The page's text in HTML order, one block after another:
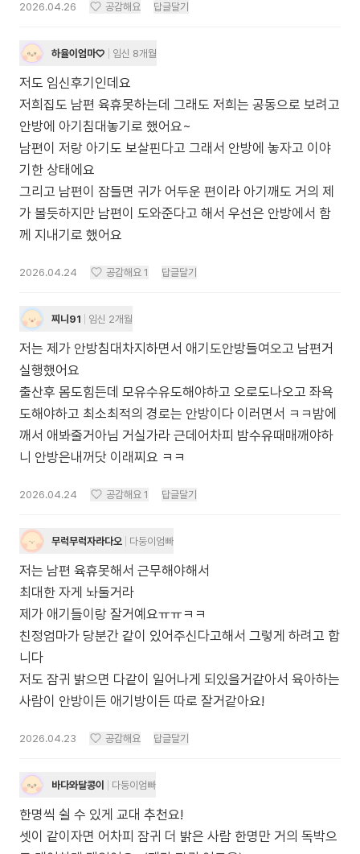
2026.04.26 공감해요 답글달기
하율이엄마♡ 임신 8개월
저도 임신후기인데요
저희집도 남편 육휴못하는데 그래도 저희는 공동으로 보려고
안방에 아기침대놓기로 했어요~
남편이 저랑 아기도 보살핀다고 그래서 안방에 놓자고 이야
기한 상태에요
그리고 남편이 잠들면 귀가 어두운 편이라 아기깨도 거의 제
가 볼듯하지만 남편이 도와준다고 해서 우선은 안방에서 함
께 지내기로 했어요
2026.04.24 공감해요 1 답글달기
찌니91 임신 2개월
저는 제가 안방침대차지하면서 애기도안방들여오고 남편거
실행했어요
출산후 몸도힘든데 모유수유도해야하고 오로도나오고 좌욕
도해야하고 최소최적의 경로는 안방이다 이러면서 ㅋㅋ밤에
깨서 애봐줄거아님 거실가라 근데어차피 밤수유때매깨야하
니 안방은내꺼닷 이래찌요 ㅋㅋ
2026.04.24 공감해요 1 답글달기
무럭무럭자라다오 다둥이엄빠
저는 남편 육휴못해서 근무해야해서
최대한 자게 놔둘거라
제가 애기들이랑 잘거예요ㅠㅠㅋㅋ
친정엄마가 당분간 같이 있어주신다고해서 그렇게 하려고 합
니다
저도 잠귀 밝으면 다같이 일어나게 되있을거같아서 육아하는
사람이 안방이든 애기방이든 따로 잘거같아요!
2026.04.23 공감해요 답글달기
바다와달콩이 다둥이엄빠
한명씩 쉴 수 있게 교대 추천요!
셋이 같이자면 어차피 잠귀 더 밝은 사람 한명만 거의 독박으